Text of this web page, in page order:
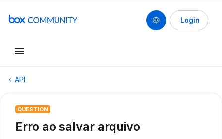
Login
API
QUESTION
Erro ao salvar arquivo